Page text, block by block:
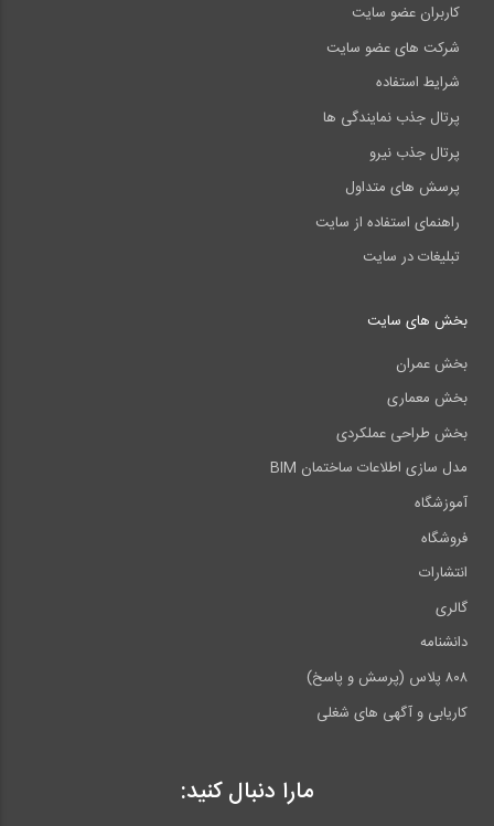
کاربران عضو سایت
شرکت های عضو سایت
شرایط استفاده
پرتال جذب نمایندگی ها
پرتال جذب نیرو
پرسش های متداول
راهنمای استفاده از سایت
تبلیغات در سایت
بخش های سایت
بخش عمران
بخش معماری
بخش طراحی عملکردی
مدل سازی اطلاعات ساختمان BIM
آموزشگاه
فروشگاه
انتشارات
گالری
دانشنامه
۸۰۸ پلاس (پرسش و پاسخ)
کاریابی و آگهی های شغلی
مارا دنبال کنید: